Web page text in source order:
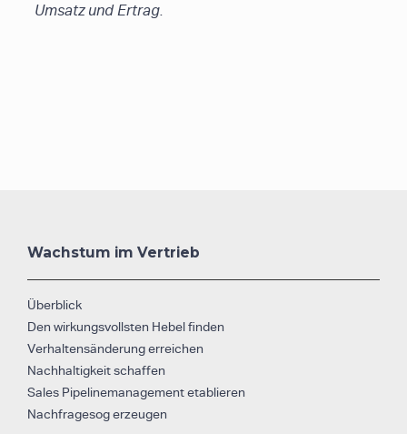
Umsatz und Ertrag.
Wachstum im Vertrieb
Überblick
Den wirkungsvollsten Hebel finden
Verhaltensänderung erreichen
Nachhaltigkeit schaffen
Sales Pipelinemanagement etablieren
Nachfragesog erzeugen